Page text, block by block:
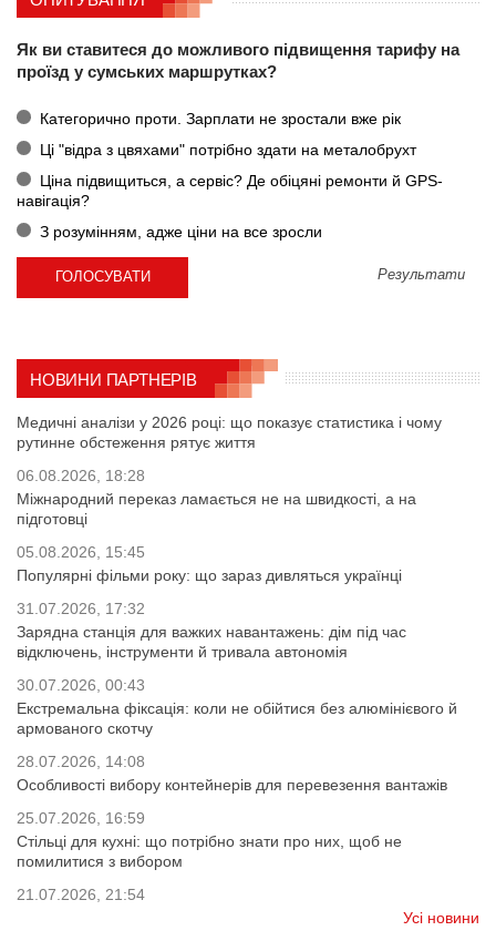
Як ви ставитеся до можливого підвищення тарифу на
проїзд у сумських маршрутках?
Категорично проти. Зарплати не зростали вже рік
Ці "відра з цвяхами" потрібно здати на металобрухт
Ціна підвищиться, а сервіс? Де обіцяні ремонти й GPS-
навігація?
З розумінням, адже ціни на все зросли
Результати
НОВИНИ ПАРТНЕРІВ
Медичні аналізи у 2026 році: що показує статистика і чому
рутинне обстеження рятує життя
06.08.2026, 18:28
Міжнародний переказ ламається не на швидкості, а на
підготовці
05.08.2026, 15:45
Популярні фільми року: що зараз дивляться українці
31.07.2026, 17:32
Зарядна станція для важких навантажень: дім під час
відключень, інструменти й тривала автономія
30.07.2026, 00:43
Екстремальна фіксація: коли не обійтися без алюмінієвого й
армованого скотчу
28.07.2026, 14:08
Особливості вибору контейнерів для перевезення вантажів
25.07.2026, 16:59
Стільці для кухні: що потрібно знати про них, щоб не
помилитися з вибором
21.07.2026, 21:54
Усі новини